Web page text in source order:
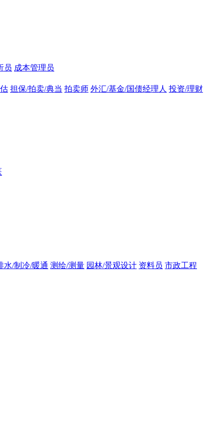
员 成本管理员
担保/拍卖/典当 拍卖师 外汇/基金/国债经理人 投资/理财
水/制冷/暖通 测绘/测量 园林/景观设计 资料员 市政工程